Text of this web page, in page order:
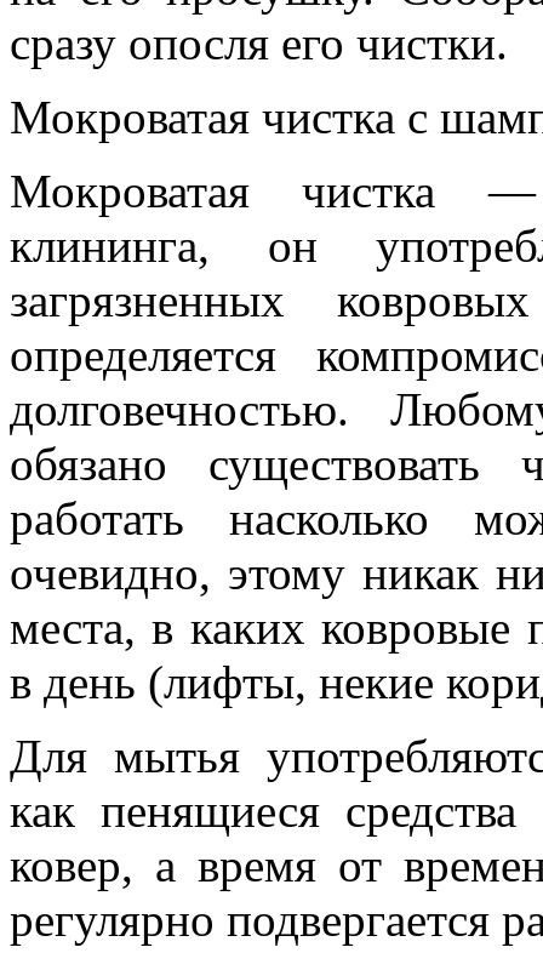
сразу опосля его чистки.
Мокроватая чистка с
Мокроватая чистка
клининга, он
загрязненных
определяется
долговечностью.
обязано
работать насколько
очевидно, этому никак
места, в каких ковровые
в день (лифты, некие
Для мытья
как пенящиеся
ковер, а время от
регулярно